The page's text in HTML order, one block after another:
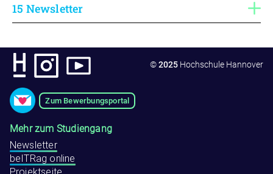
15 Newsletter
©2025 Hochschule Hannover
Mehr zum Studiengang
Newsletter
beITRag online
Zum Bewerbungsportal